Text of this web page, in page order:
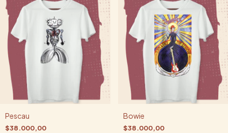
Pescau
$38.000,00
Bowie
$38.000,00